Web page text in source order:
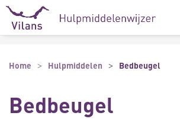
Naar hoofdinhoud
Naar footer
Home Hulpmiddelen Bedbeugel
Bedbeugel